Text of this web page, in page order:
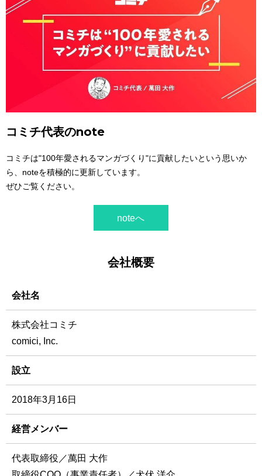
コミチ代表のnote
コミチは"100年愛されるマンガづくり"に貢献したいという思いか
ら、noteを積極的に更新しています。
ぜひご覧ください。
noteへ
会社概要
会社名
株式会社コミチ
comici, Inc.
設立
2018年3月16日
経営メンバー
代表取締役／萬田 大作